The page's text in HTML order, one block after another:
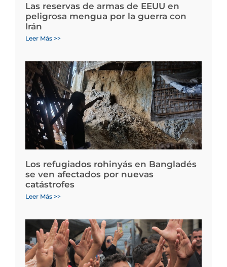
Las reservas de armas de EEUU en
peligrosa mengua por la guerra con
Irán
Leer Más >>
Los refugiados rohinyás en Bangladés
se ven afectados por nuevas
catástrofes
Leer Más >>